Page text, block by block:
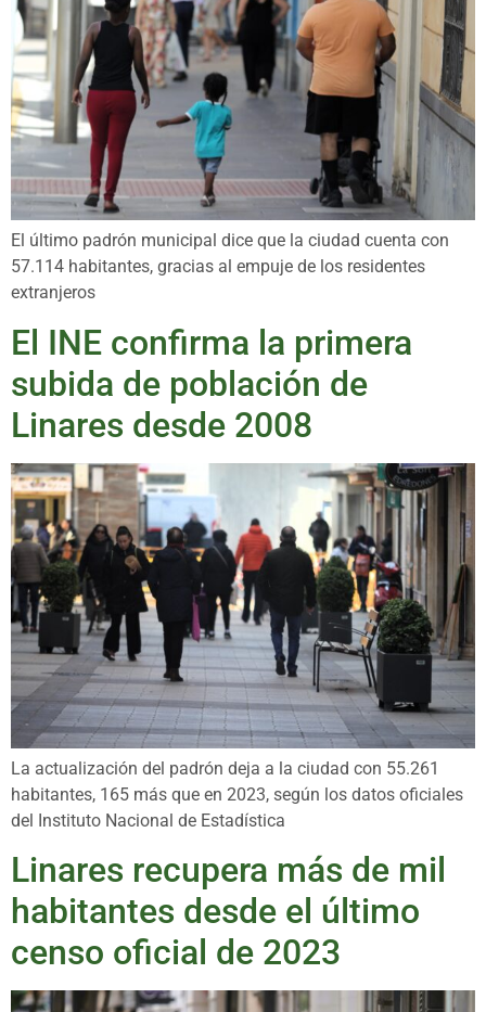
El último padrón municipal dice que la ciudad cuenta con
57.114 habitantes, gracias al empuje de los residentes
extranjeros
El INE confirma la primera
subida de población de
Linares desde 2008
La actualización del padrón deja a la ciudad con 55.261
habitantes, 165 más que en 2023, según los datos oficiales
del Instituto Nacional de Estadística
Linares recupera más de mil
habitantes desde el último
censo oficial de 2023